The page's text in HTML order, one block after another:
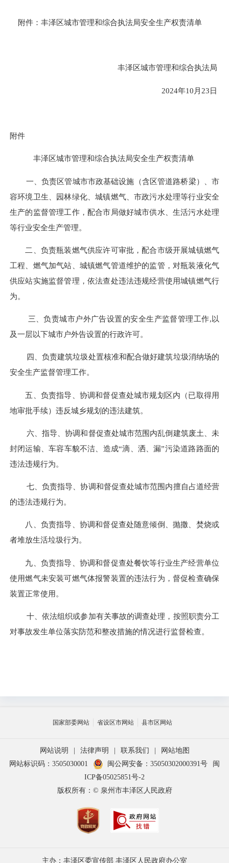
附件：丰泽区城市管理和综合执法局安全生产权责清单
丰泽区城市管理和综合执法局
2024年10月23日
附件
丰泽区城市管理和综合执法局安全生产权责清单
一、负责区管城市市政基础设施（含区管道路桥梁）、市
容环境卫生、园林绿化、城镇燃气、市政污水处理等行业安全
生产的监督管理工作，配合市局做好城市供水、生活污水处理
等行业安全生产管理。
二、负责瓶装燃气供应许可审批，配合市级开展城镇燃气
工程、燃气加气站、城镇燃气管道维护的监管，对瓶装液化气
供应站实施监督管理，依法查处违法违规经营使用城镇燃气行
为。
三、负责城市户外广告设置的安全生产监督管理工作,以
及一层以下城市户外告设置的行政许可。
四、负责建筑垃圾处置核准和配合做好建筑垃圾消纳场的
安全生产监督管理工作。
五、负责指导、协调和督促查处城市规划区内（已取得用
地审批手续）违反城乡规划的违法建筑。
六、指导、协调和督促查处城市范围内乱倒建筑废土、未
封闭运输、车容车貌不洁、造成“滴、洒、漏”污染道路路面的
违法违规行为。
七、负责指导、协调和督促查处城市范围内擅自占道经营
的违法违规行为。
八、负责指导、协调和督促查处随意倾倒、抛撒、焚烧或
者堆放生活垃圾行为。
九、负责指导、协调和督促查处餐饮等行业生产经营单位
使用燃气未安装可燃气体报警装置的违法行为，督促检查确保
装置正常使用。
十、依法组织或参加有关事故的调查处理，按照职责分工
对事故发生单位落实防范和整改措施的情况进行监督检查。
国家部委网站 省设区市网站 县市区网站
网站说明 | 法律声明 | 联系我们 |
网站地图
网站标识码：3505030001
闽公网安备：35050302000391号
闽
ICP备05025851号-2
版权所有：© 泉州市丰泽区人民政府
主办：丰泽区委宣传部 丰泽区人民政府办公室